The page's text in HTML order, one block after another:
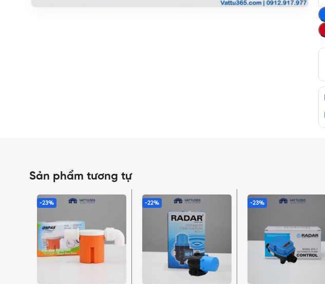
Sản phẩm tương tự
-23% -22% -23%